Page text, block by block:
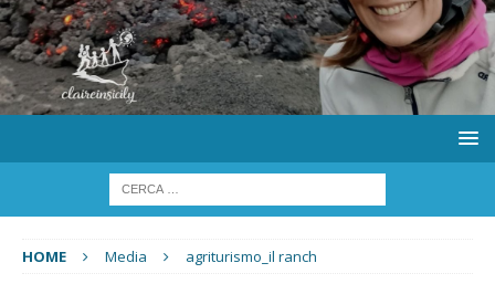
HOME Media agriturismo_il ranch